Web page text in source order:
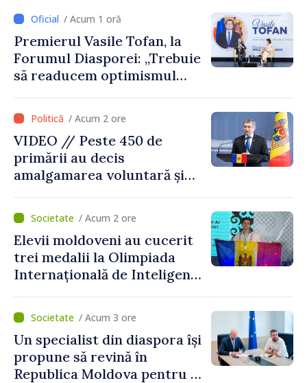
despre parcursul european
al Republicii Moldova.
/ Acum 1 oră
Premierul Vasile Tofan, la
Forumul Diasporei: „Trebuie
să readucem optimismul
Republica Moldova merge în
direcția corectă”
/ Acum 2 ore
VIDEO // Peste 450 de
primării au decis
amalgamarea voluntară și
pentru investiții. Igor
Grosu: „Este important să
depășim blocajele și să dăm o
șansă localităților să se
dezvolte”
/ Acum 2 ore
Elevii moldoveni au cucerit
trei medalii la Olimpiada
Internațională de Inteligență
/ Acum 3 ore
Un specialist din diaspora își
propune să revină în
Republica Moldova pentru a